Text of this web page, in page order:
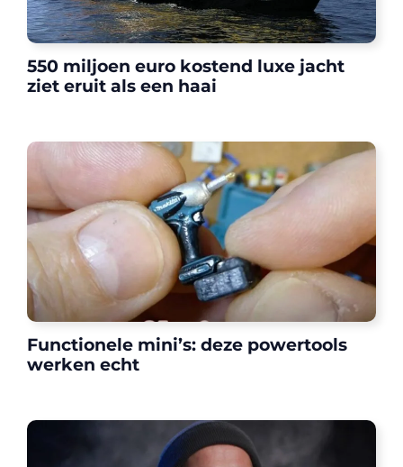
550 miljoen euro kostend luxe jacht
ziet eruit als een haai
Functionele mini’s: deze powertools
werken echt